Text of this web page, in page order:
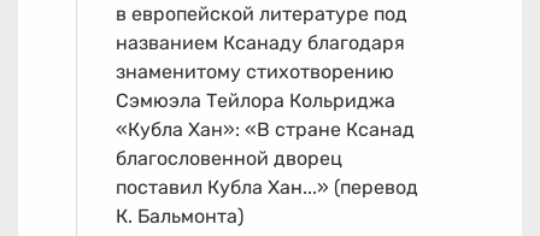
в европейской литературе под
названием Ксанаду благодаря
знаменитому стихотворению
Сэмюэла Тейлора Кольриджа
«Кубла Хан»: «В стране Ксанад
благословенной дворец
поставил Кубла Хан...» (перевод
К. Бальмонта)